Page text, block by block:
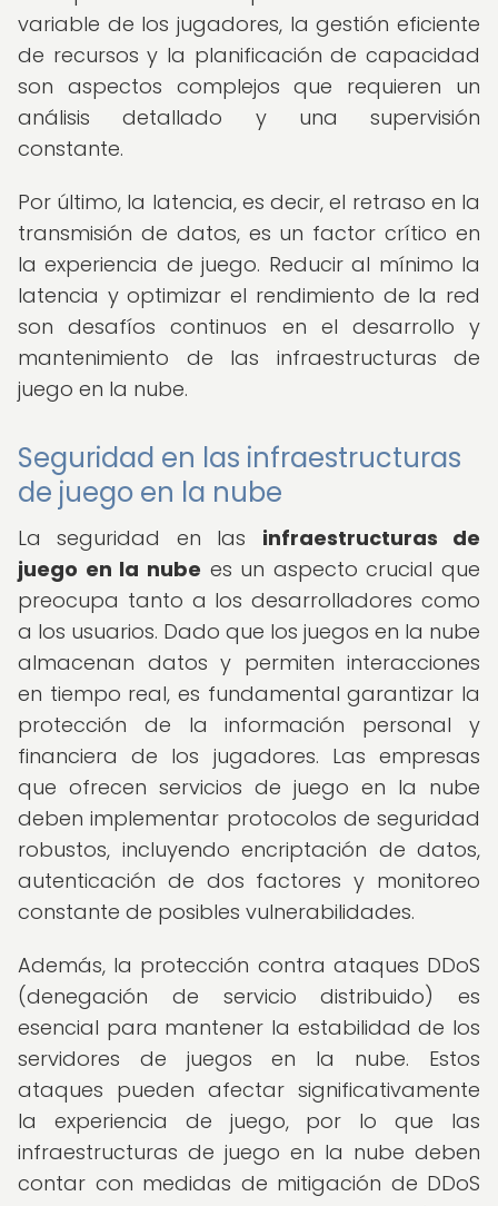
variable de los jugadores, la gestión eficiente
de recursos y la planificación de capacidad
son aspectos complejos que requieren un
análisis detallado y una supervisión
constante.
Por último, la latencia, es decir, el retraso en la
transmisión de datos, es un factor crítico en
la experiencia de juego. Reducir al mínimo la
latencia y optimizar el rendimiento de la red
son desafíos continuos en el desarrollo y
mantenimiento de las infraestructuras de
juego en la nube.
Seguridad en las infraestructuras
de juego en la nube
La seguridad en las infraestructuras de
juego en la nube es un aspecto crucial que
preocupa tanto a los desarrolladores como
a los usuarios. Dado que los juegos en la nube
almacenan datos y permiten interacciones
en tiempo real, es fundamental garantizar la
protección de la información personal y
financiera de los jugadores. Las empresas
que ofrecen servicios de juego en la nube
deben implementar protocolos de seguridad
robustos, incluyendo encriptación de datos,
autenticación de dos factores y monitoreo
constante de posibles vulnerabilidades.
Además, la protección contra ataques DDoS
(denegación de servicio distribuido) es
esencial para mantener la estabilidad de los
servidores de juegos en la nube. Estos
ataques pueden afectar significativamente
la experiencia de juego, por lo que las
infraestructuras de juego en la nube deben
contar con medidas de mitigación de DDoS